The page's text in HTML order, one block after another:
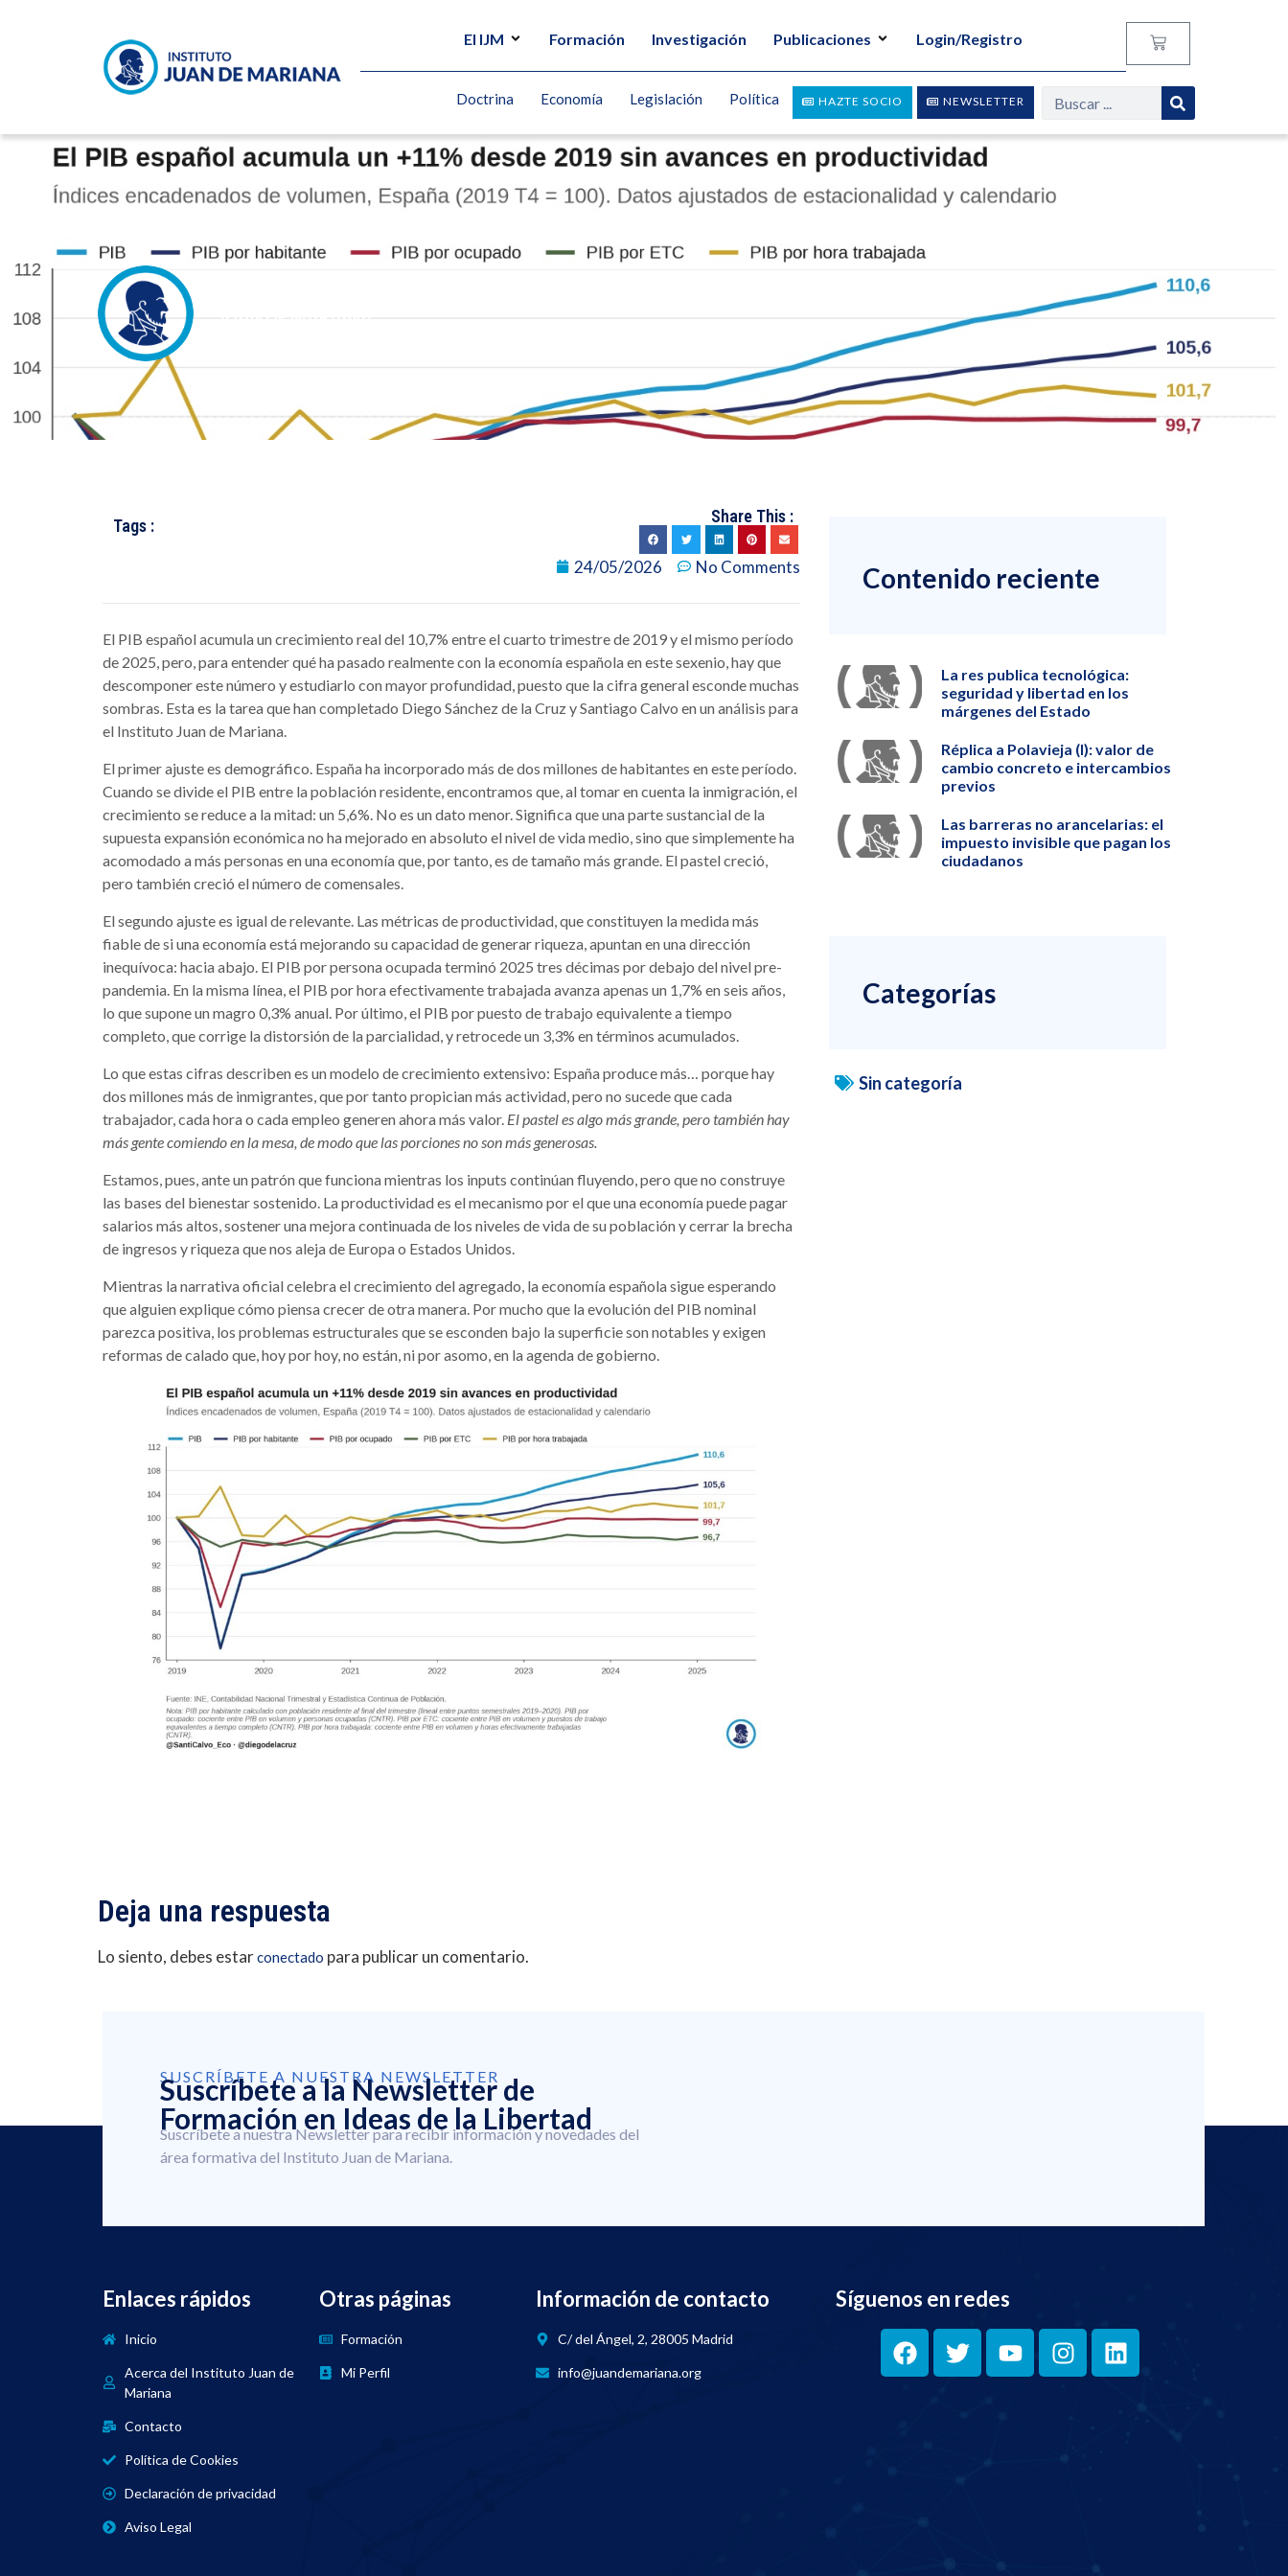
El IJM Formación Investigación Publicaciones Login/Registro
NEWSLETTER
HAZTE SOCIO
Doctrina Economía Legislación Política
Tags : Share This :
24/05/2026 No Comments
El PIB español acumula un crecimiento real del 10,7% entre el cuarto trimestre de 2019 y el mismo período
de 2025, pero, para entender qué ha pasado realmente con la economía española en este sexenio, hay que
descomponer este número y estudiarlo con mayor profundidad, puesto que la cifra general esconde muchas
sombras. Esta es la tarea que han completado Diego Sánchez de la Cruz y Santiago Calvo en un análisis para
el Instituto Juan de Mariana.
El primer ajuste es demográfico. España ha incorporado más de dos millones de habitantes en este período.
Cuando se divide el PIB entre la población residente, encontramos que, al tomar en cuenta la inmigración, el
crecimiento se reduce a la mitad: un 5,6%. No es un dato menor. Significa que una parte sustancial de la
supuesta expansión económica no ha mejorado en absoluto el nivel de vida medio, sino que simplemente ha
acomodado a más personas en una economía que, por tanto, es de tamaño más grande. El pastel creció,
pero también creció el número de comensales.
El segundo ajuste es igual de relevante. Las métricas de productividad, que constituyen la medida más
fiable de si una economía está mejorando su capacidad de generar riqueza, apuntan en una dirección
inequívoca: hacia abajo. El PIB por persona ocupada terminó 2025 tres décimas por debajo del nivel pre-
pandemia. En la misma línea, el PIB por hora efectivamente trabajada avanza apenas un 1,7% en seis años,
lo que supone un magro 0,3% anual. Por último, el PIB por puesto de trabajo equivalente a tiempo
completo, que corrige la distorsión de la parcialidad, y retrocede un 3,3% en términos acumulados.
Lo que estas cifras describen es un modelo de crecimiento extensivo: España produce más… porque hay
dos millones más de inmigrantes, que por tanto propician más actividad, pero no sucede que cada
trabajador, cada hora o cada empleo generen ahora más valor. El pastel es algo más grande, pero también hay
más gente comiendo en la mesa, de modo que las porciones no son más generosas.
Estamos, pues, ante un patrón que funciona mientras los inputs continúan fluyendo, pero que no construye
las bases del bienestar sostenido. La productividad es el mecanismo por el que una economía puede pagar
salarios más altos, sostener una mejora continuada de los niveles de vida de su población y cerrar la brecha
de ingresos y riqueza que nos aleja de Europa o Estados Unidos.
Mientras la narrativa oficial celebra el crecimiento del agregado, la economía española sigue esperando
que alguien explique cómo piensa crecer de otra manera. Por mucho que la evolución del PIB nominal
parezca positiva, los problemas estructurales que se esconden bajo la superficie son notables y exigen
reformas de calado que, hoy por hoy, no están, ni por asomo, en la agenda de gobierno.
Contenido reciente
La res publica tecnológica:
seguridad y libertad en los
márgenes del Estado
Réplica a Polavieja (I): valor de
cambio concreto e intercambios
previos
Las barreras no arancelarias: el
impuesto invisible que pagan los
ciudadanos
Categorías
Sin categoría
Deja una respuesta
Lo siento, debes estarconectado para publicar un comentario.
SUSCRÍBETE A NUESTRA NEWSLETTER
Suscríbete a la Newsletter de
Formación en Ideas de la Libertad
Suscríbete a nuestra Newsletter para recibir información y novedades del
área formativa del Instituto Juan de Mariana.
Enlaces rápidos
Inicio
Acerca del Instituto Juan de
Mariana
Contacto
Política de Cookies
Declaración de privacidad
Aviso Legal
Otras páginas
Formación
Mi Perfil
Información de contacto
C/ del Ángel, 2, 28005 Madrid
info@juandemariana.org
Síguenos en redes